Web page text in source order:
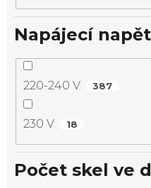
Napájecí
220-240 V 387
230 V 18
Počet skel ve